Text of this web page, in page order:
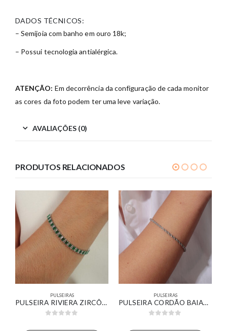
DADOS TÉCNICOS:
– Semijoia com banho em ouro 18k;
– Possui tecnologia antialérgica.
ATENÇÃO: Em decorrência da configuração de cada monitor
as cores da foto podem ter uma leve variação.
AVALIAÇÕES (0)
PRODUTOS RELACIONADOS
PULSEIRAS
PULSEIRA RIVIERA ZIRCÔNIAS VERDE E CRISTAL BANHADO EM OURO BRANCO
PULSEIRAS
PULSEIRA CORDÃO BAIANO BANHADA EM OURO BRANCO